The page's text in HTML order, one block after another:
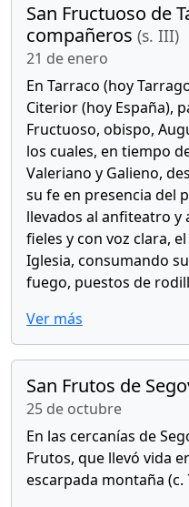
San Fructuoso de
compañeros (s. III)
21 de enero
En Tarraco (hoy
Citerior (hoy España),
Fructuoso, obispo,
los cuales, en tiempo
Valeriano y Galieno,
su fe en presencia del
llevados al anfiteatro y
fieles y con voz clara,
Iglesia, consumando
fuego, puestos de
Ver más
San Frutos de
25 de octubre
En las cercanías de
Frutos, que llevó vida
escarpada montaña (c.